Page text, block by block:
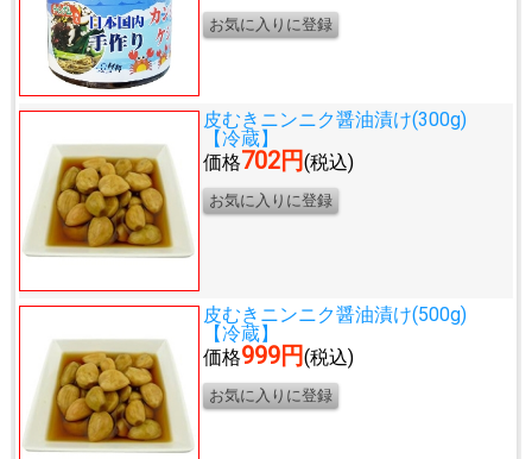
皮むきニンニク醤油漬け(300g)
【冷蔵】
価格702円(税込)
皮むきニンニク醤油漬け(500g)
【冷蔵】
価格999円(税込)